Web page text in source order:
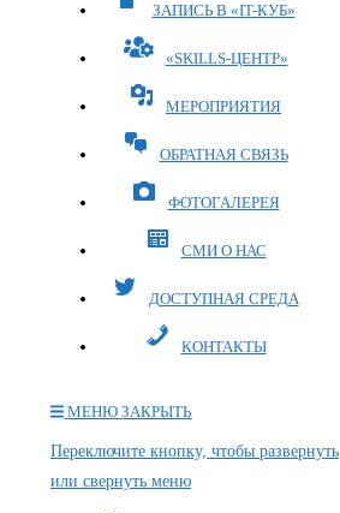
ЗАПИСЬ В «IT-КУБ»
«SKILLS-ЦЕНТР»
МЕРОПРИЯТИЯ
ОБРАТНАЯ СВЯЗЬ
ФОТОГАЛЕРЕЯ
СМИ О НАС
ДОСТУПНАЯ СРЕДА
КОНТАКТЫ
МЕНЮ ЗАКРЫТЬ
Переключите кнопку, чтобы развернуть
или свернуть меню